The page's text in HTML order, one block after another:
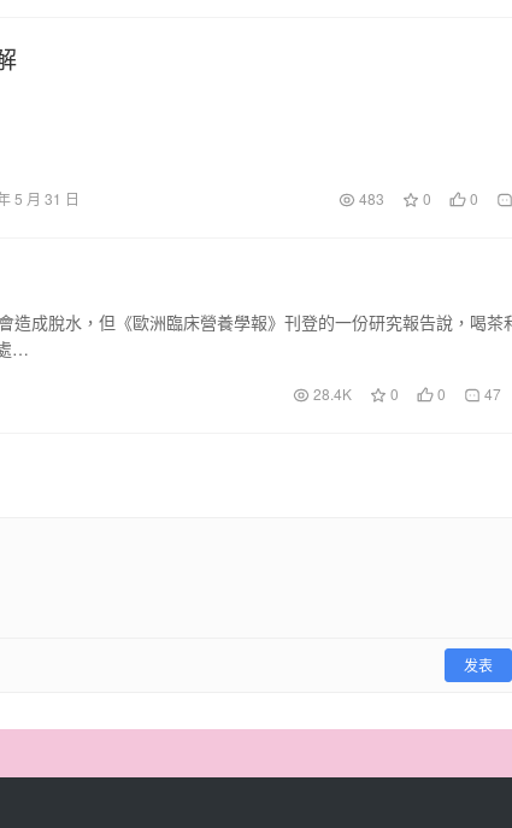
5 月 31 日 483 0 0
成脫水，但《歐洲臨床營養學報》刊登的一份研究報告說，喝茶
…
28.4K 0 0 47
发表